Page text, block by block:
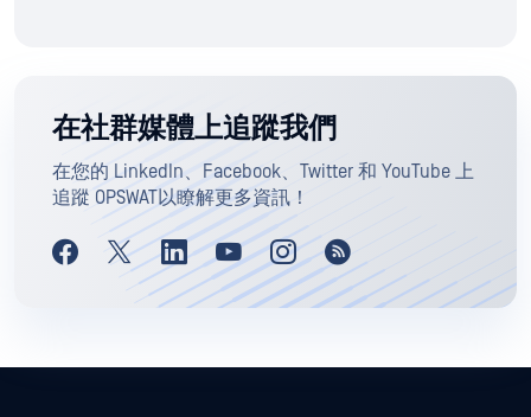
在社群媒體上追蹤我們
在您的 LinkedIn、Facebook、Twitter 和 YouTube 上
追蹤 OPSWAT以瞭解更多資訊！